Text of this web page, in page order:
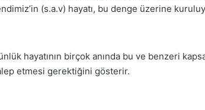
(s.a.v) hayatı, bu denge üzerine
hayatının birçok anında bu ve benzeri
etmesi gerektiğini gösterir.